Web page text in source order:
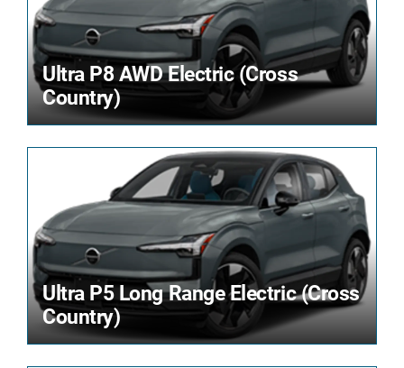
Ultra P8 AWD Electric (Cross
Country)
Ultra P5 Long Range Electric (Cross
Country)